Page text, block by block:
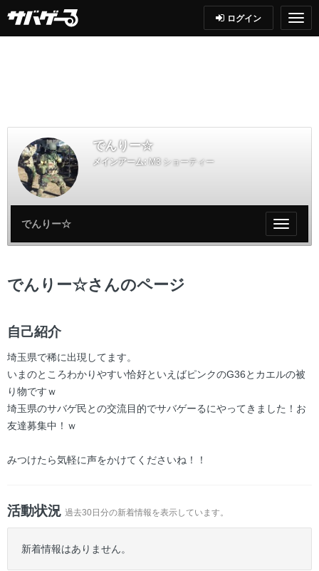
ログイン
でんりー☆
メインアーム: M3 ショーティー
My
ペ
でんりー☆
でんりー☆さんのページ
自己紹介
埼玉県で稀に出現してます。
いまのところわかりやすい恰好といえばピンクのG36とカエルの被
り物ですｗ
埼玉県のサバゲ民との交流目的でサバゲーるにやってきました！お
友達募集中！ｗ
みつけたら気軽に声をかけてくださいね！！
活動状況 過去30日分の新着情報を表示しています。
新着情報はありません。